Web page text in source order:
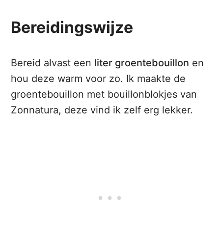
Bereidingswijze
Bereid alvast een liter groentebouillon en
hou deze warm voor zo. Ik maakte de
groentebouillon met bouillonblokjes van
Zonnatura, deze vind ik zelf erg lekker.